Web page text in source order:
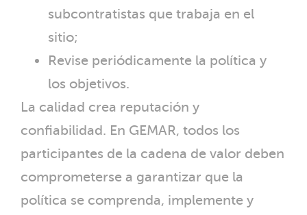
subcontratistas que trabaja en el
sitio;
Revise periódicamente la política y
los objetivos.
La calidad crea reputación y
confiabilidad. En GEMAR, todos los
participantes de la cadena de valor deben
comprometerse a garantizar que la
política se comprenda, implemente y